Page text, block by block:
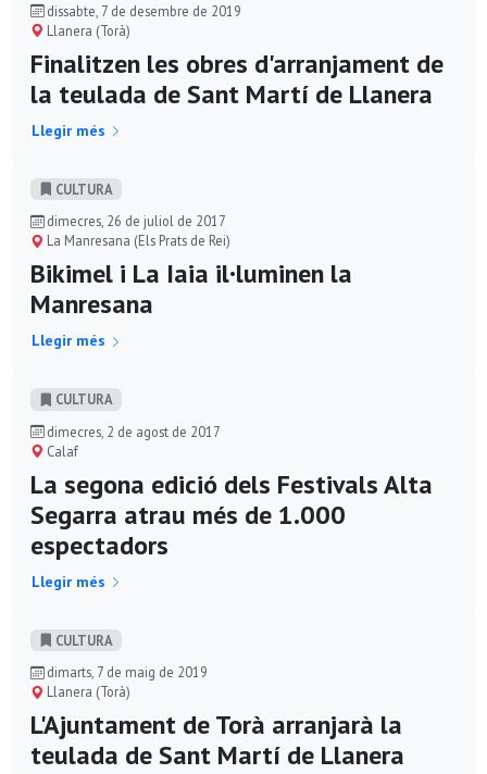
dissabte, 7 de desembre de 2019
Llanera (Torà)
Finalitzen les obres d'arranjament de
la teulada de Sant Martí de Llanera
Llegir més
CULTURA
dimecres, 26 de juliol de 2017
La Manresana (Els Prats de Rei)
Bikimel i La Iaia il·luminen la
Manresana
Llegir més
CULTURA
dimecres, 2 de agost de 2017
Calaf
La segona edició dels Festivals Alta
Segarra atrau més de 1.000
espectadors
Llegir més
CULTURA
dimarts, 7 de maig de 2019
Llanera (Torà)
L'Ajuntament de Torà arranjarà la
teulada de Sant Martí de Llanera